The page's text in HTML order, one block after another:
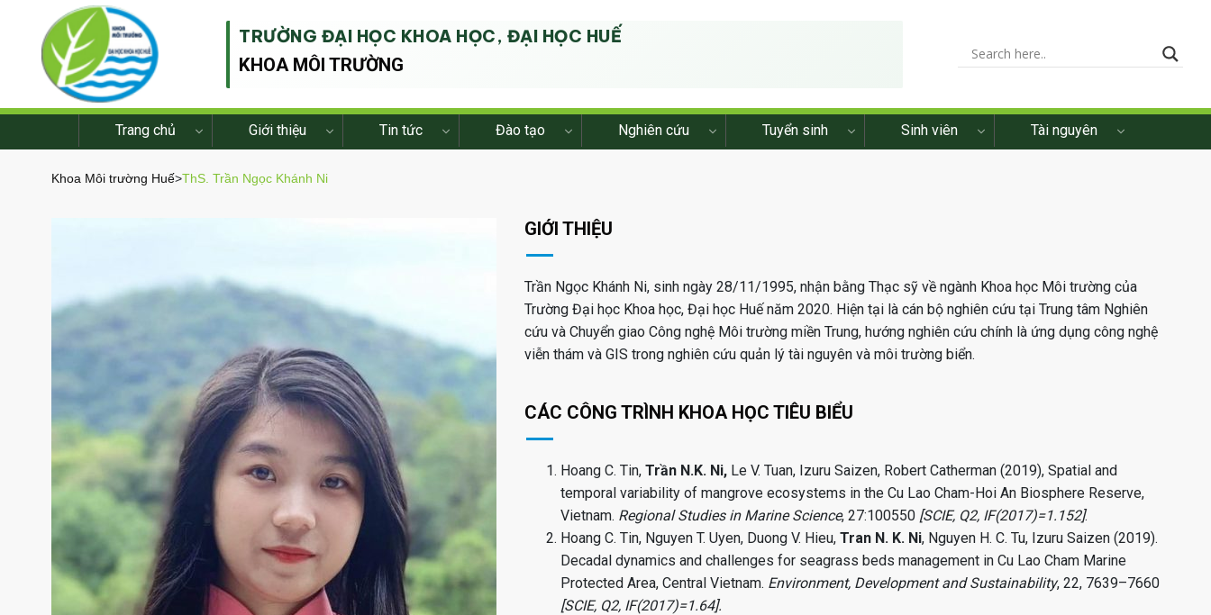
TRƯỜNG ĐẠI HỌC KHOA HỌC, ĐẠI HỌC HUẾ
KHOA MÔI TRƯỜNG
Trang chủ Giới thiệu Tin tức Đào tạo Nghiên cứu Tuyển sinh Sinh viên Tài nguyên
Khoa Môi trường Huế>ThS. Trần Ngọc Khánh Ni
GIỚI THIỆU
Trần Ngọc Khánh Ni, sinh ngày 28/11/1995, nhận bằng Thạc sỹ về ngành Khoa học Môi trường của
Trường Đại học Khoa học, Đại học Huế năm 2020. Hiện tại là cán bộ nghiên cứu tại Trung tâm Nghiên
cứu và Chuyển giao Công nghệ Môi trường miền Trung, hướng nghiên cứu chính là ứng dụng công nghệ
viễn thám và GIS trong nghiên cứu quản lý tài nguyên và môi trường biển.
CÁC CÔNG TRÌNH KHOA HỌC TIÊU BIỂU
Hoang C. Tin, Trần N.K. Ni, Le V. Tuan, Izuru Saizen, Robert Catherman (2019), Spatial and
temporal variability of mangrove ecosystems in the Cu Lao Cham-Hoi An Biosphere Reserve,
Vietnam. Regional Studies in Marine Science, 27:100550 [SCIE, Q2, IF(2017)=1.152].
Hoang C. Tin, Nguyen T. Uyen, Duong V. Hieu, Tran N. K. Ni, Nguyen H. C. Tu, Izuru Saizen (2019).
Decadal dynamics and challenges for seagrass beds management in Cu Lao Cham Marine
Protected Area, Central Vietnam. Environment, Development and Sustainability, 22, 7639–7660
[SCIE, Q2, IF(2017)=1.64].